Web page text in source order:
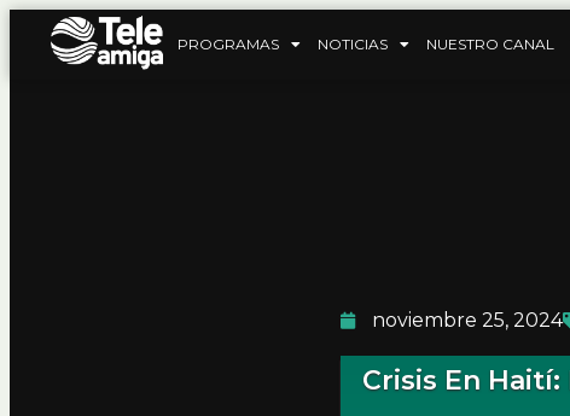
PROGRAMAS NOTICIAS NUESTRO CANAL
noviembre 25, 2024
Crisis En